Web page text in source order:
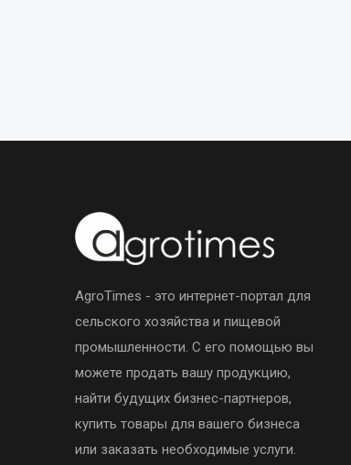
AgroTimes - это интернет-портал для
сельского хозяйства и пищевой
промышленности. С его помощью вы
можете продать вашу продукцию,
найти будущих бизнес-партнеров,
купить товары для вашего бизнеса
или заказать необходимые услуги.